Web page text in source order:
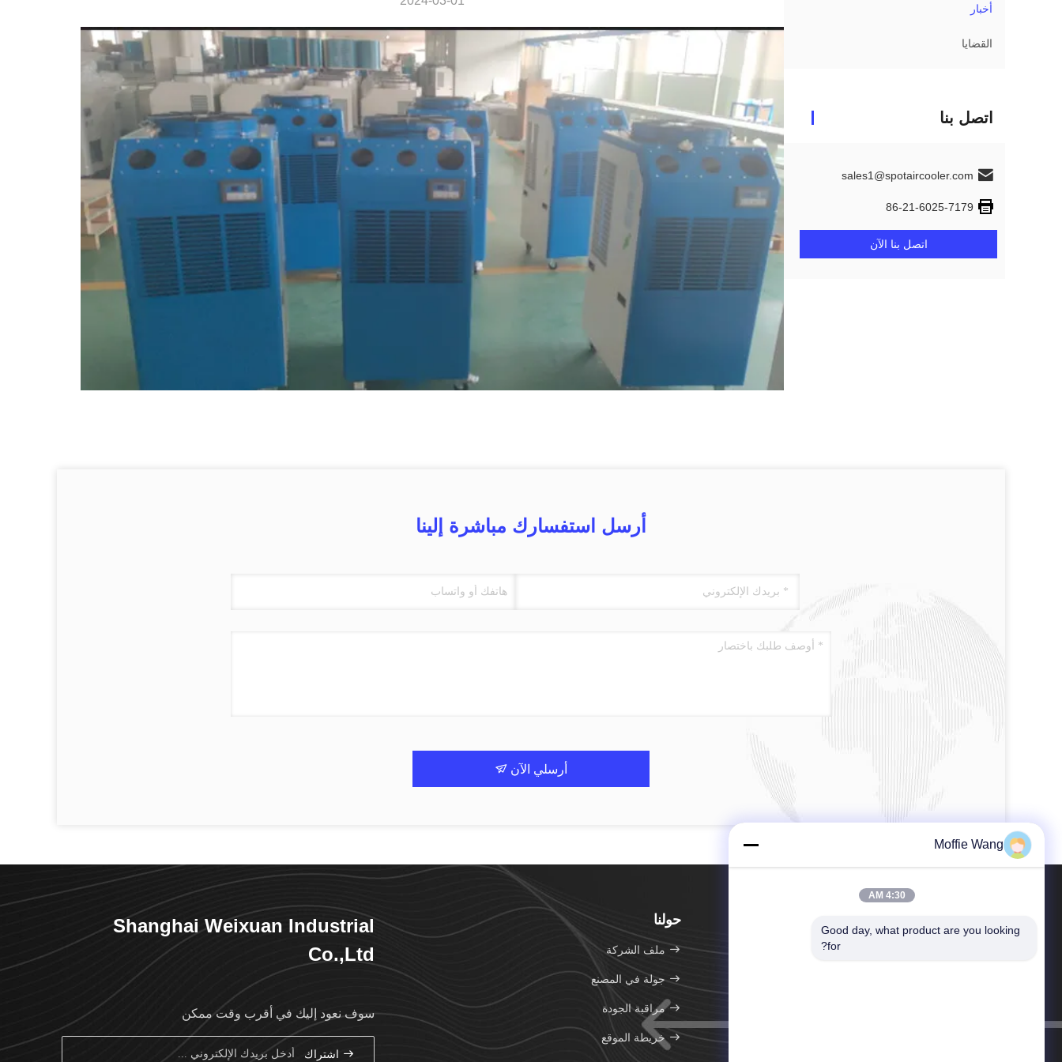
أخبار
القضايا
اتصل بنا
sales1@spotaircooler.com
86-21-6025-7179
اتصل بنا الآن
أرسل استفسارك مباشرة إلينا
أرسلي الآن
حولنا
ملف الشركة
جولة في المصنع
مراقبة الجودة
خريطة الموقع
Shanghai Weixuan Industrial
Co.,Ltd
سوف نعود إليك في أقرب وقت ممكن
اشتراك
Moffie Wang
4:30 AM
Good day, what product are you looking
for?